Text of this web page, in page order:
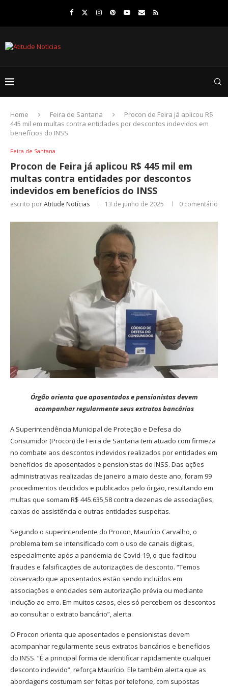
Home Feira de Santana
Procon de Feira já aplicou R$
445 mil em multas contra entidades por descontos indevidos em
benefícios do INSS
Feira de Santana
Procon de Feira já aplicou R$ 445 mil em
multas contra entidades por descontos
indevidos em benefícios do INSS
escrito porAtitude Notícias 13 de junho de 2025 0 comentário
Órgão orienta que aposentados e pensionistas devem
acompanhar regularmente seus extratos bancários
A Superintendência Municipal de Proteção e Defesa do
Consumidor (Procon) de Feira de Santana tem atuado com firmeza
no combate aos descontos indevidos realizados por entidades em
benefícios de aposentados e pensionistas do INSS. Das ações
administrativas realizadas de janeiro a maio deste ano, foram 99
procedimentos decididos e publicados pelo órgão, resultando em
multas que somam R$ 445.635,58 contra dezenas de associações,
caixas de assistência e outras entidades suspeitas.
Segundo o superintendente do Procon, Maurício Carvalho, o
problema tem se intensificado com o uso de canais digitais,
especialmente após a pandemia de Covid-19, o que facilitou
fraudes e falsificações de autorizações de desconto. “Temos
observado que aposentados estão sendo incluídos em
associações e entidades sem autorização prévia ou mediante
indução ao erro. Em muitos casos, eles só percebem os descontos
ao consultar o extrato bancário”, alerta.
O Procon orienta que aposentados e pensionistas devem
acompanhar regularmente seus extratos bancários e benefícios
do INSS. “É a principal forma de identificar rapidamente qualquer
desconto indevido”, reforça Maurício. Ele também alerta que as
abordagens costumam ser feitas por telefone, com supostas